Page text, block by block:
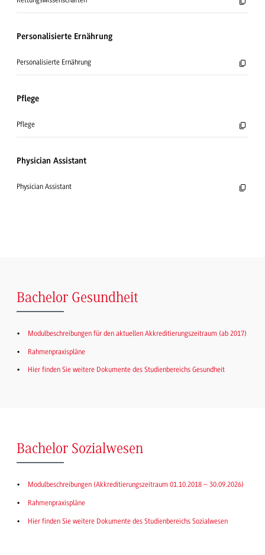
Personalisierte Ernährung
Personalisierte Ernährung
Pflege
Pflege
Physician Assistant
Physician Assistant
Bachelor Gesundheit
Modulbeschreibungen für den aktuellen Akkreditierungszeitraum (ab 2017)
Rahmenpraxispläne
Hier finden Sie weitere Dokumente des Studienbereichs Gesundheit
Bachelor Sozialwesen
Modulbeschreibungen (Akkreditierungszeitraum 01.10.2018 – 30.09.2026)
Rahmenpraxispläne
Hier finden Sie weitere Dokumente des Studienbereichs Sozialwesen